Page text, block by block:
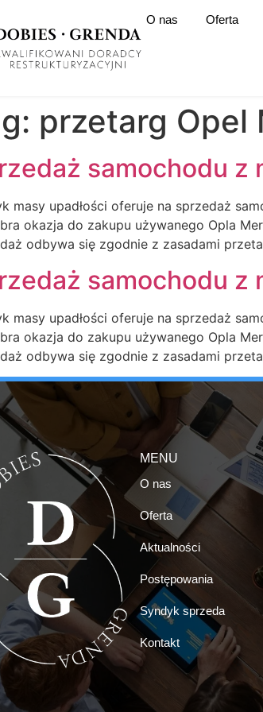
O nas Oferta
przetarg Opel
samochodu z
masy upadłości oferuje na sprzedaż
okazja do zakupu używanego Opla
odbywa się zgodnie z zasadami
samochodu z
masy upadłości oferuje na sprzedaż
okazja do zakupu używanego Opla
odbywa się zgodnie z zasadami
MENU
O nas
Oferta
Aktualności
Postępowania
Syndyk sprzeda
Kontakt